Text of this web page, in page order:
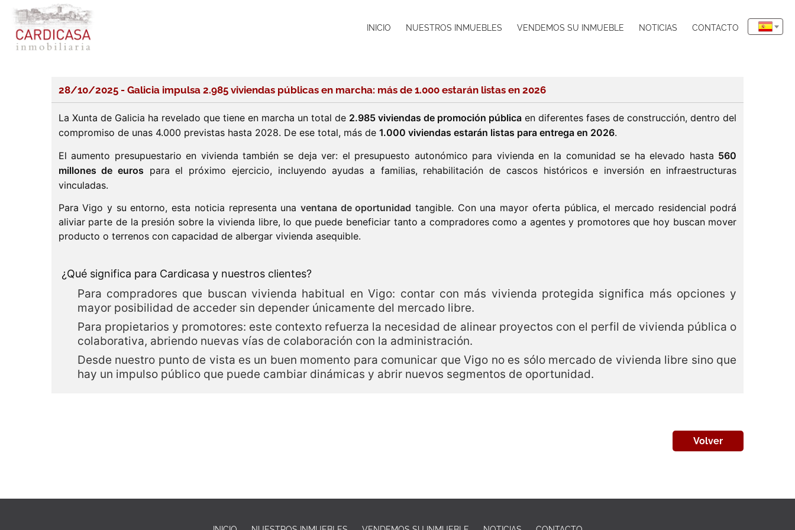
INICIO NUESTROS INMUEBLES VENDEMOS SU INMUEBLE NOTICIAS CONTACTO
28/10/2025 - Galicia impulsa 2.985 viviendas públicas en marcha: más de 1.000 estarán listas en 2026
La Xunta de Galicia ha revelado que tiene en marcha un total de 2.985 viviendas de promoción pública en diferentes fases de construcción, dentro del
compromiso de unas 4.000 previstas hasta 2028. De ese total, más de 1.000 viviendas estarán listas para entrega en 2026.
El aumento presupuestario en vivienda también se deja ver: el presupuesto autonómico para vivienda en la comunidad se ha elevado hasta 560
millones de euros para el próximo ejercicio, incluyendo ayudas a familias, rehabilitación de cascos históricos e inversión en infraestructuras
vinculadas.
Para Vigo y su entorno, esta noticia representa una ventana de oportunidad tangible. Con una mayor oferta pública, el mercado residencial podrá
aliviar parte de la presión sobre la vivienda libre, lo que puede beneficiar tanto a compradores como a agentes y promotores que hoy buscan mover
producto o terrenos con capacidad de albergar vivienda asequible.
¿Qué significa para Cardicasa y nuestros clientes?
Para compradores que buscan vivienda habitual en Vigo: contar con más vivienda protegida significa más opciones y
mayor posibilidad de acceder sin depender únicamente del mercado libre.
Para propietarios y promotores: este contexto refuerza la necesidad de alinear proyectos con el perfil de vivienda pública o
colaborativa, abriendo nuevas vías de colaboración con la administración.
Desde nuestro punto de vista es un buen momento para comunicar que Vigo no es sólo mercado de vivienda libre sino que
hay un impulso público que puede cambiar dinámicas y abrir nuevos segmentos de oportunidad.
Volver